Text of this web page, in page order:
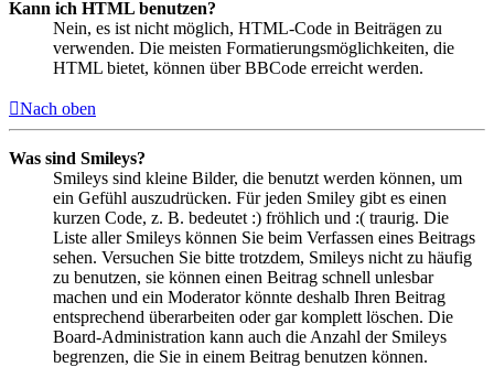
Kann ich HTML benutzen?
Nein, es ist nicht möglich, HTML-Code in Beiträgen zu
verwenden. Die meisten Formatierungsmöglichkeiten, die
HTML bietet, können über BBCode erreicht werden.
Nach oben
Was sind Smileys?
Smileys sind kleine Bilder, die benutzt werden können, um
ein Gefühl auszudrücken. Für jeden Smiley gibt es einen
kurzen Code, z. B. bedeutet :) fröhlich und :( traurig. Die
Liste aller Smileys können Sie beim Verfassen eines Beitrags
sehen. Versuchen Sie bitte trotzdem, Smileys nicht zu häufig
zu benutzen, sie können einen Beitrag schnell unlesbar
machen und ein Moderator könnte deshalb Ihren Beitrag
entsprechend überarbeiten oder gar komplett löschen. Die
Board-Administration kann auch die Anzahl der Smileys
begrenzen, die Sie in einem Beitrag benutzen können.